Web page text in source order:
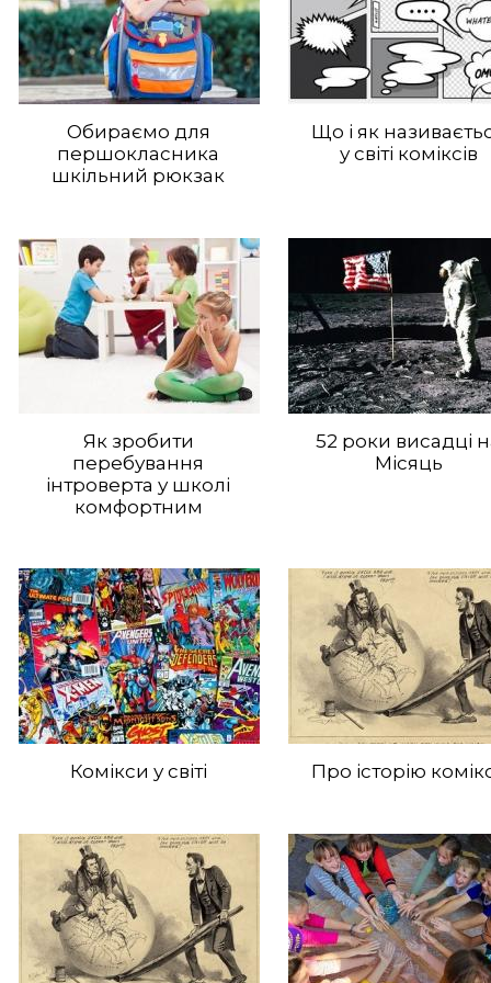
Обираємо для
першокласника
шкільний рюкзак
Що і як
у світі коміксів
Як зробити
перебування
інтроверта у школі
комфортним
52 роки висадці
Місяць
Комікси у світі Про історію